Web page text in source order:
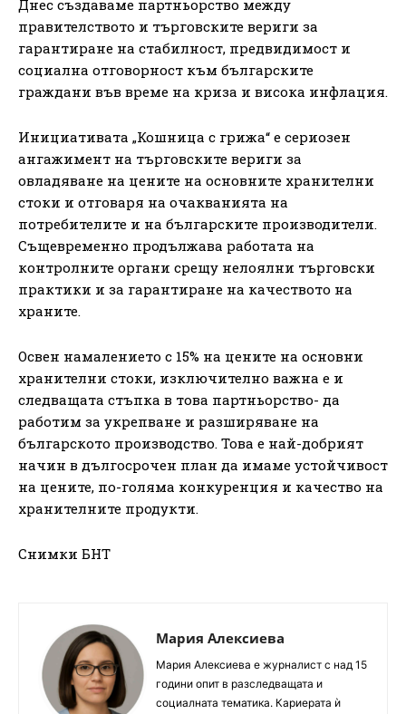
Днес създаваме партньорство между
правителството и търговските вериги за
гарантиране на стабилност, предвидимост и
социална отговорност към българските
граждани във време на криза и висока инфлация.
Инициативата „Кошница с грижа“ е сериозен
ангажимент на търговските вериги за
овладяване на цените на основните хранителни
стоки и отговаря на очакванията на
потребителите и на българските производители.
Същевременно продължава работата на
контролните органи срещу нелоялни търговски
практики и за гарантиране на качеството на
храните.
Освен намалението с 15% на цените на основни
хранителни стоки, изключително важна е и
следващата стъпка в това партньорство- да
работим за укрепване и разширяване на
българското производство. Това е най-добрият
начин в дългосрочен план да имаме устойчивост
на цените, по-голяма конкуренция и качество на
хранителните продукти.
Снимки БНТ
Мария Алексиева
Мария Алексиева е журналист с над 15
години опит в разследващата и
социалната тематика. Кариерата ѝ